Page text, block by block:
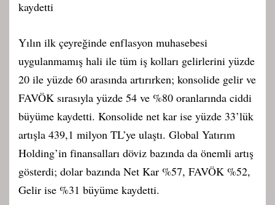
kaydetti
Yılın ilk çeyreğinde enflasyon muhasebesi
uygulanmamış hali ile tüm iş kolları gelirlerini yüzde
20 ile yüzde 60 arasında artırırken; konsolide gelir ve
FAVÖK sırasıyla yüzde 54 ve %80 oranlarında ciddi
büyüme kaydetti. Konsolide net kar ise yüzde 33’lük
artışla 439,1 milyon TL’ye ulaştı. Global Yatırım
Holding’in finansalları döviz bazında da önemli artış
gösterdi; dolar bazında Net Kar %57, FAVÖK %52,
Gelir ise %31 büyüme kaydetti.